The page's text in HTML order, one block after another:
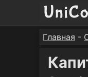
Главная -